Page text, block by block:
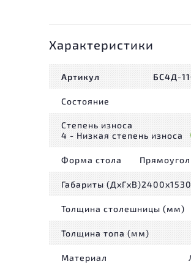
Характеристики
Артикул БС4Д-
Состояние
Степень износа
4 - Низкая степень износа
Форма стола
Габариты (ДxГxВ)
Толщина столешницы (мм)
Толщина топа (мм)
Материал